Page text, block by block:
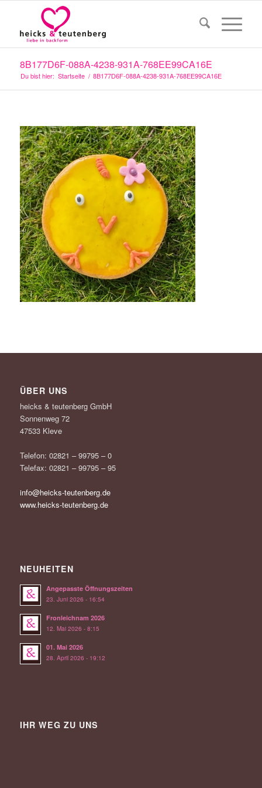
8B177D6F-088A-4238-931A-768EE99CA16E
Du bist hier: Startseite / 8B177D6F-088A-4238-931A-768EE99CA16E
ÜBER UNS
heicks & teutenberg GmbH
Sonnenweg 72
47533 Kleve
Telefon: 02821 – 99795 – 0
Telefax: 02821 – 99795 – 95
info@heicks-teutenberg.de
www.heicks-teutenberg.de
NEUHEITEN
Angepasste Öffnungszeiten
23. Juni 2026 - 16:54
Fronleichnam 2026
12. Mai 2026 - 8:15
01. Mai 2026
28. April 2026 - 19:12
IHR WEG ZU UNS